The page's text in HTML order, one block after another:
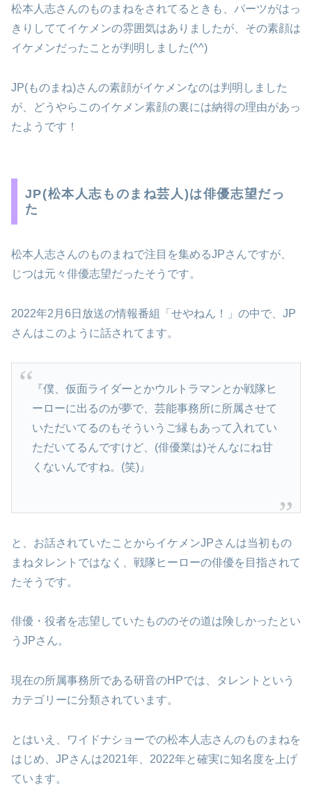
松本人志さんのものまねをされてるときも、パーツがはっ
きりしててイケメンの雰囲気はありましたが、その素顔は
イケメンだったことが判明しました(^^)
JP(ものまね)さんの素顔がイケメンなのは判明しました
が、どうやらこのイケメン素顔の裏には納得の理由があっ
たようです！
JP(松本人志ものまね芸人)は俳優志望だっ
た
松本人志さんのものまねで注目を集めるJPさんですが、
じつは元々俳優志望だったそうです。
2022年2月6日放送の情報番組「せやねん！」の中で、JP
さんはこのように話されてます。
『僕、仮面ライダーとかウルトラマンとか戦隊ヒ
ーローに出るのが夢で、芸能事務所に所属させて
いただいてるのもそういうご縁もあって入れてい
ただいてるんですけど、(俳優業は)そんなにね甘
くないんですね。(笑)』
と、お話されていたことからイケメンJPさんは当初もの
まねタレントではなく、戦隊ヒーローの俳優を目指されて
たそうです。
俳優・役者を志望していたもののその道は険しかったとい
うJPさん。
現在の所属事務所である研音のHPでは、タレントという
カテゴリーに分類されています。
とはいえ、ワイドナショーでの松本人志さんのものまねを
はじめ、JPさんは2021年、2022年と確実に知名度を上げ
ています。